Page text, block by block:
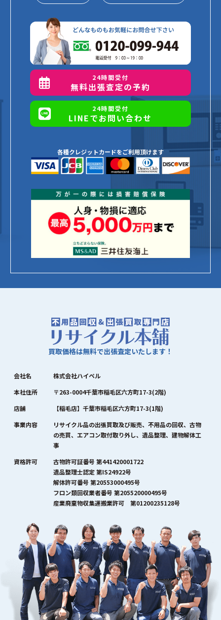
24時間受付
無料出張査定の予約
24時間受付
LINEでお問い合わせ
各種クレジットカードをご利用頂けます
買取価格は無料で出張査定いたします！
会社名
株式会社ハイペル
本社住所
〒263-0004千葉市稲毛区六方町17-3(2階)
店舗
【稲毛店】千葉市稲毛区六方町17-3(1階)
事業内容
リサイクル品の出張買取及び販売、不用品の回収、古物
の売買、エアコン取付取り外し、遺品整理、建物解体工
事
資格許可
古物許可証番号 第441420001722
遺品整理士認定 第IS24922号
解体許可番号 第20553000495号
フロン類回収業者番号 第205520000495号
産業廃棄物収集運搬業許可 第01200235128号